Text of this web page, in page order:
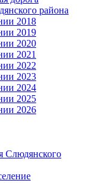
района
2018
2019
2020
2021
2022
2023
2024
2025
2026
Слюдянского